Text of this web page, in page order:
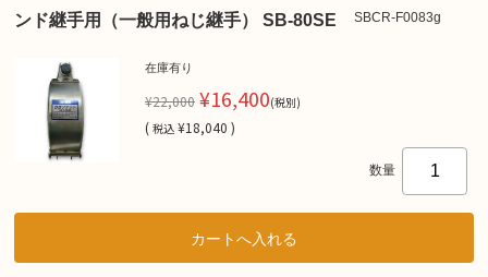
ンド継手用（一般用ねじ継手） SB-80SE
SBCR-F0083g
在庫有り
¥22,000 ¥16,400(税別)
( 税込 ¥18,040 )
数量